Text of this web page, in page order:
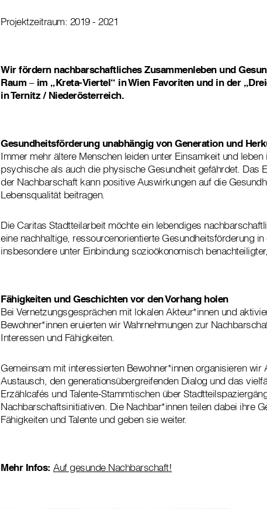
Projektzeitraum: 2019 - 2021
Wir fördern nachbarschaftliches Zusammenleben und
Raum – im „Kreta-Viertel“ in Wien Favoriten und in der
in Ternitz / Niederösterreich.
Gesundheitsförderung unabhängig von Generation und
Immer mehr ältere Menschen leiden unter Einsamkeit und
psychische als auch die physische Gesundheit gefährdet. Das
der Nachbarschaft kann positive Auswirkungen auf die
Lebensqualität beitragen.
Die Caritas Stadtteilarbeit möchte ein lebendiges
eine nachhaltige, ressourcenorientierte Gesundheitsförderung
insbesondere unter Einbindung sozioökonomisch
Fähigkeiten und Geschichten vor den Vorhang holen
Bei Vernetzungsgesprächen mit lokalen Akteur*innen und
Bewohner*innen eruierten wir Wahrnehmungen zur
Interessen und Fähigkeiten.
Gemeinsam mit interessierten Bewohner*innen organisieren wir
Austausch, den generationsübergreifenden Dialog und das
Erzählcafés und Talente-Stammtischen über
Nachbarschaftsinitiativen. Die Nachbar*innen teilen dabei ihre
Fähigkeiten und Talente und geben sie weiter.
Mehr Infos: Auf gesunde Nachbarschaft!